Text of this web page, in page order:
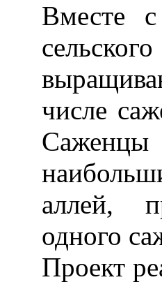
Вместе
числе
аллей,
одного